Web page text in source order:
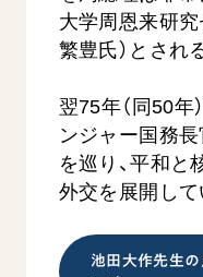
大学周恩来研
繁豊氏）とされ
翌75年（同50年
ンジャー国務
を巡り、平和と
外交を展開して
池田大作先生